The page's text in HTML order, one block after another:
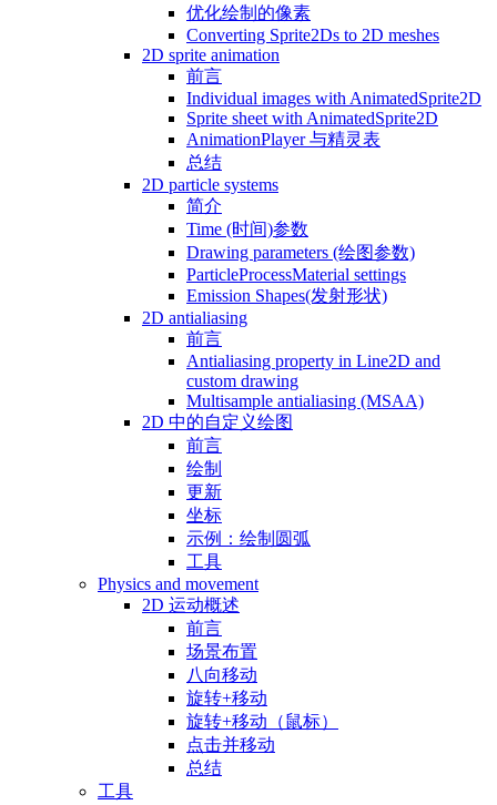
优化绘制的像素
Converting Sprite2Ds to 2D meshes
2D sprite animation
前言
Individual images with AnimatedSprite2D
Sprite sheet with AnimatedSprite2D
AnimationPlayer 与精灵表
总结
2D particle systems
简介
Time (时间)参数
Drawing parameters (绘图参数)
ParticleProcessMaterial settings
Emission Shapes(发射形状)
2D antialiasing
前言
Antialiasing property in Line2D and
custom drawing
Multisample antialiasing (MSAA)
2D 中的自定义绘图
前言
绘制
更新
坐标
示例：绘制圆弧
工具
Physics and movement
2D 运动概述
前言
场景布置
八向移动
旋转+移动
旋转+移动（鼠标）
点击并移动
总结
工具